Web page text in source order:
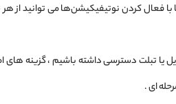
با فعال کردن نوتیفیکیشن‌ها می‌ توانید از
یا تبلت دسترسی داشته باشیم ، گزینه های
ای .